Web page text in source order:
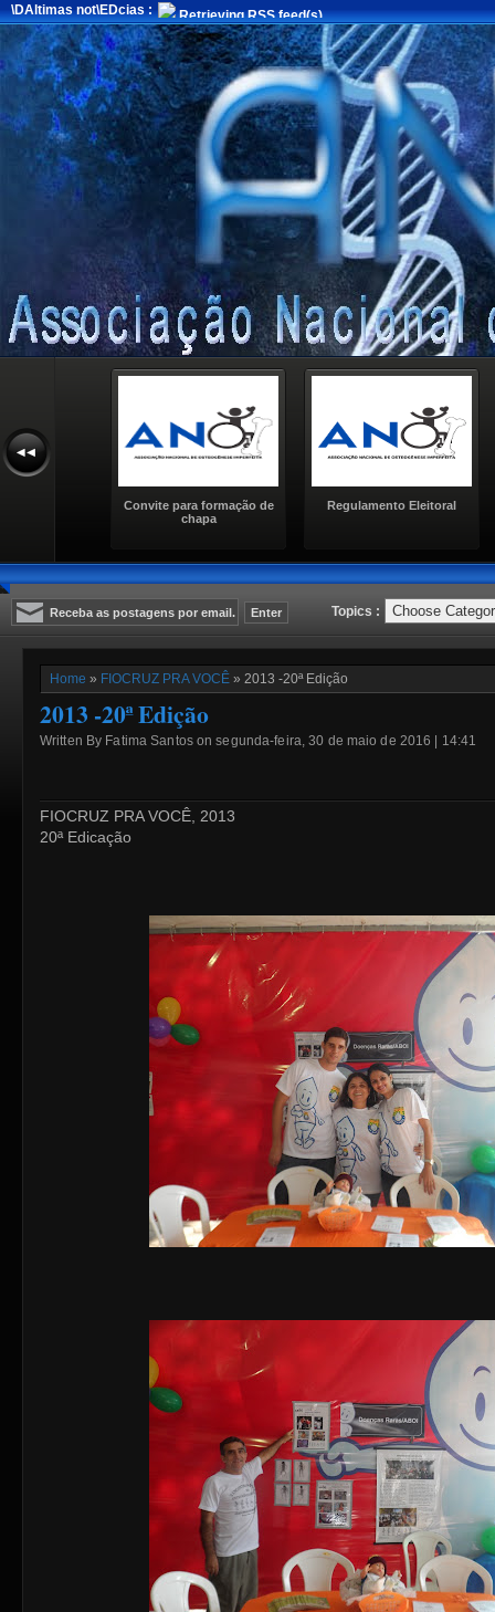
\DAltimas not\EDcias : Retrieving RSS feed(s)
Convite para formação de
chapa
Regulamento Eleitoral
Topics :
Home » FIOCRUZ PRA VOCÊ » 2013 -20ª Edição
2013 -20ª Edição
Written By Fatima Santos on segunda-feira, 30 de maio de 2016 | 14:41
FIOCRUZ PRA VOCÊ, 2013
20ª Edicação